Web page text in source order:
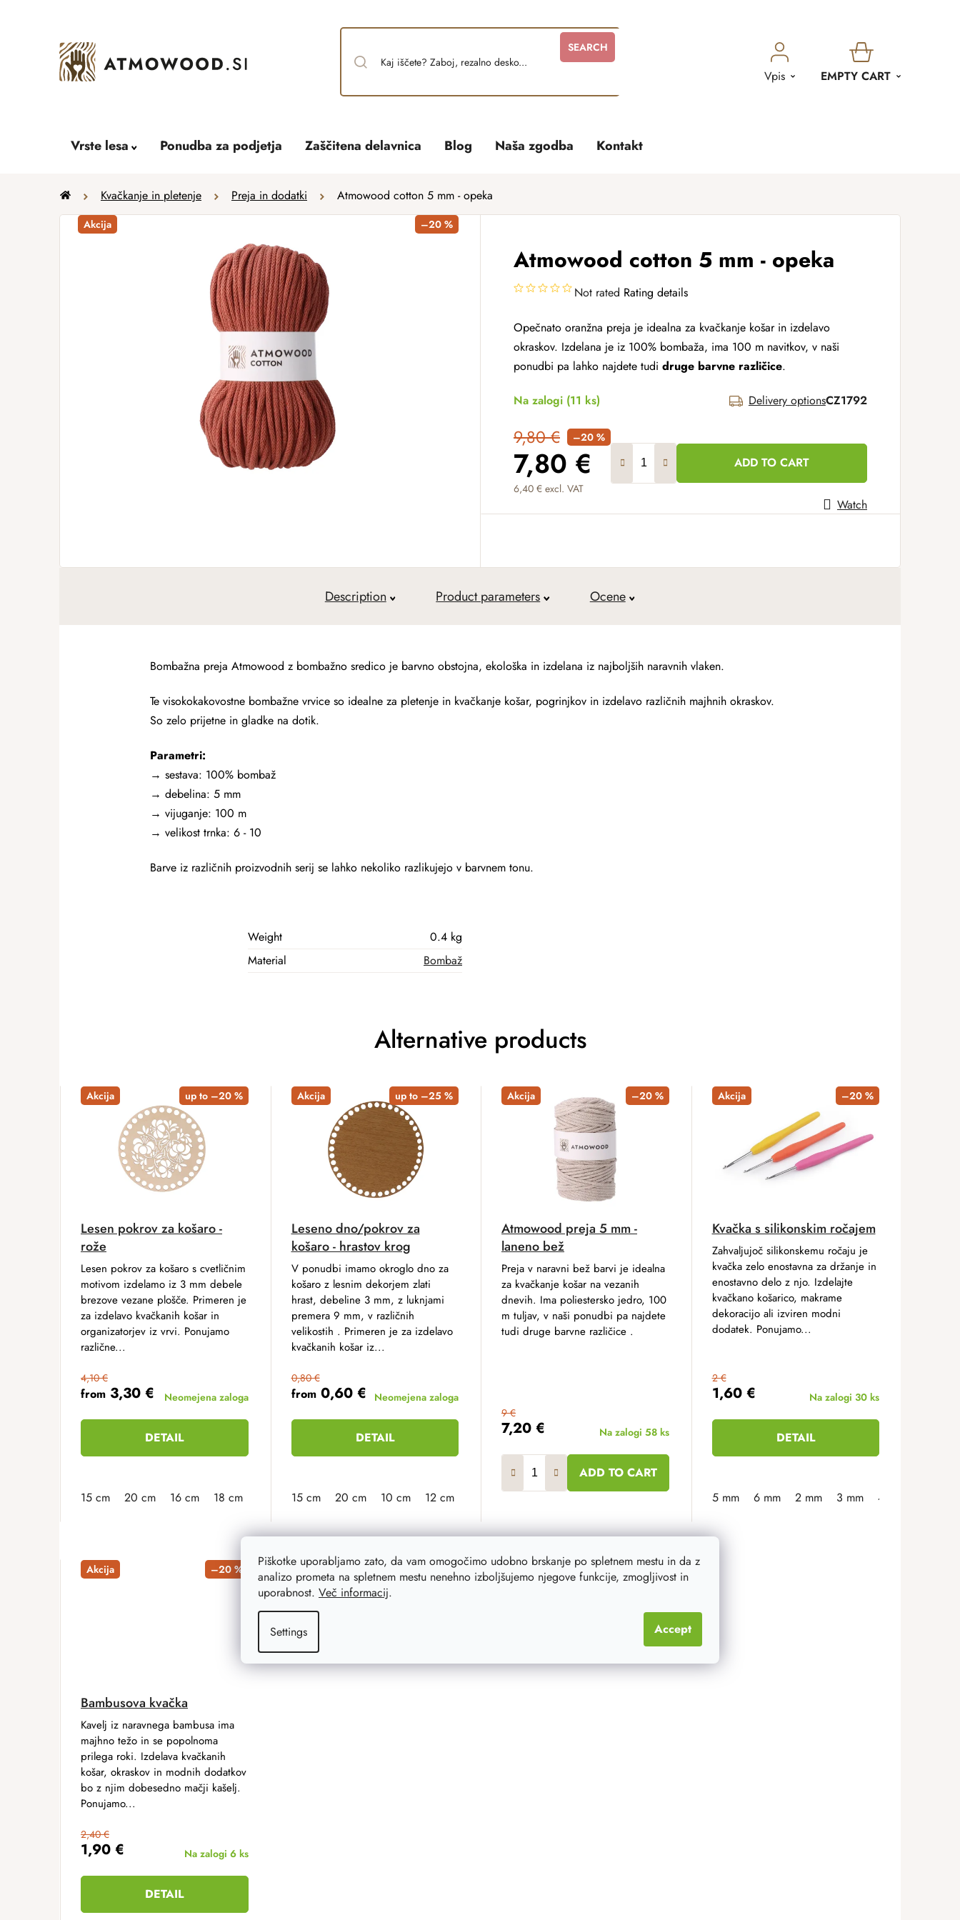
Piškotke uporabljamo zato, da vam omogočimo udobno brskanje po spletnem mestu in da z
analizo prometa na spletnem mestu nenehno izboljšujemo njegove funkcije, zmogljivost in
uporabnost. Več informacij.
Settings Accept
SEARCH
Vpis
SHOPPING
EMPTY CART
Vrste lesa Ponudba za podjetja Zaščitena delavnica Blog Naša zgodba Kontakt
Home Kvačkanje in pletenje Preja in dodatki Atmowood cotton 5 mm - opeka
Atmowood cotton 5 mm - opeka
Not rated Rating details
Opečnato oranžna preja je idealna za kvačkanje košar in izdelavo
okraskov. Izdelana je iz 100% bombaža, ima 100 m navitkov, v naši
ponudbi pa lahko najdete tudi druge barvne različice.
Na zalogi (11 ks) Delivery optionsCZ1792
9,80 € –20 %
7,80 €
6,40 € excl. VAT
Measure price:
ADD TO CART
Watch
Akcija –20 %
Description Product parameters Ocene
Bombažna preja Atmowood z bombažno sredico je barvno obstojna, ekološka in izdelana iz najboljših naravnih vlaken.
Te visokokakovostne bombažne vrvice so idealne za pletenje in kvačkanje košar, pogrinjkov in izdelavo različnih majhnih okraskov.
So zelo prijetne in gladke na dotik.
Parametri:
→ sestava: 100% bombaž
→ debelina: 5 mm
→ vijuganje: 100 m
→ velikost trnka: 6 - 10
Barve iz različnih proizvodnih serij se lahko nekoliko razlikujejo v barvnem tonu.
Weight
0.4 kg
Material
Bombaž
Alternative products
Akcija up to –20 %
Lesen pokrov za košaro -
rože
from 3,30 €
4,10 €
Neomejena zaloga
DETAIL
Lesen pokrov za košaro s cvetličnim
motivom izdelamo iz 3 mm debele
brezove vezane plošče. Primeren je
za izdelavo kvačkanih košar in
organizatorjev iz vrvi. Ponujamo
različne...
15 cm 20 cm 16 cm 18 cm 21 cm 23 cm 25 cm 30 cm
Akcija up to –25 %
Leseno dno/pokrov za
košaro - hrastov krog
from0,60 €
0,80 €
Neomejena zaloga
DETAIL
V ponudbi imamo okroglo dno za
košaro z lesnim dekorjem zlati
hrast, debeline 3 mm, z luknjami
premera 9 mm, v različnih
velikostih . Primeren je za izdelavo
kvačkanih košar iz...
15 cm 20 cm 10 cm 12 cm 30 cm 35 cm 40 cm 5 cm 8 cm
Akcija –20 %
Atmowood preja 5 mm -
laneno bež
7,20 €
9 €
Na zalogi 58 ks
ADD TO CART
Preja v naravni bež barvi je idealna
za kvačkanje košar na vezanih
dnevih. Ima poliestersko jedro, 100
m tuljav, v naši ponudbi pa najdete
tudi druge barvne različice .
Akcija –20 %
Kvačka s silikonskim ročajem
1,60 €
2 €
Na zalogi 30 ks
DETAIL
Zahvaljujoč silikonskemu ročaju je
kvačka zelo enostavna za držanje in
enostavno delo z njo. Izdelajte
kvačkano košarico, makrame
dekoracijo ali izviren modni
dodatek. Ponujamo...
5 mm 6 mm 2 mm 3 mm 4 mm
Akcija –20 %
Bambusova kvačka
1,90 €
2,40 €
Na zalogi 6 ks
DETAIL
Kavelj iz naravnega bambusa ima
majhno težo in se popolnoma
prilega roki. Izdelava kvačkanih
košar, okraskov in modnih dodatkov
bo z njim dobesedno mačji kašelj.
Ponujamo...